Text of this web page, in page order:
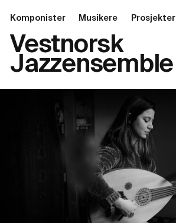
Komponister Musikere Prosjekter
Vestnorsk
Jazzensemble